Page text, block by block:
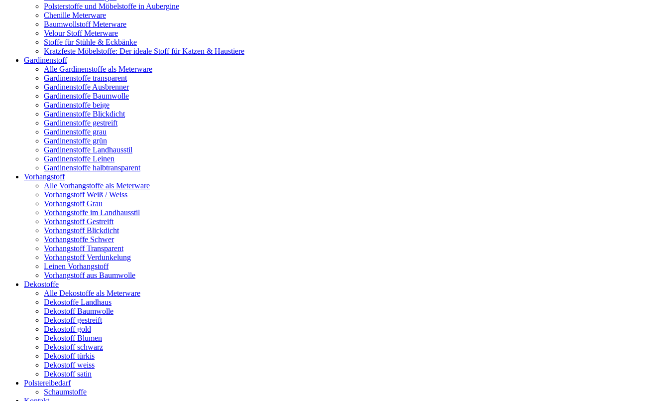
Polsterstoffe und Möbelstoffe in Aubergine
Chenille Meterware
Baumwollstoff Meterware
Velour Stoff Meterware
Stoffe für Stühle & Eckbänke
Kratzfeste Möbelstoffe: Der ideale Stoff für Katzen & Haustiere
Gardinenstoff
Alle Gardinenstoffe als Meterware
Gardinenstoffe transparent
Gardinenstoffe Ausbrenner
Gardinenstoffe Baumwolle
Gardinenstoffe beige
Gardinenstoffe Blickdicht
Gardinenstoffe gestreift
Gardinenstoffe grau
Gardinenstoffe grün
Gardinenstoffe Landhausstil
Gardinenstoffe Leinen
Gardinenstoffe halbtransparent
Vorhangstoff
Alle Vorhangstoffe als Meterware
Vorhangstoff Weiß / Weiss
Vorhangstoff Grau
Vorhangstoffe im Landhausstil
Vorhangstoff Gestreift
Vorhangstoff Blickdicht
Vorhangstoffe Schwer
Vorhangstoff Transparent
Vorhangstoff Verdunkelung
Leinen Vorhangstoff
Vorhangstoff aus Baumwolle
Dekostoffe
Alle Dekostoffe als Meterware
Dekostoffe Landhaus
Dekostoff Baumwolle
Dekostoff gestreift
Dekostoff gold
Dekostoff Blumen
Dekostoff schwarz
Dekostoff türkis
Dekostoff weiss
Dekostoff satin
Polstereibedarf
Schaumstoffe